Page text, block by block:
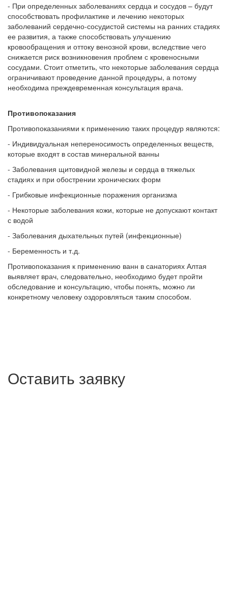
- При определенных заболеваниях сердца и сосудов – будут
способствовать профилактике и лечению некоторых
заболеваний сердечно-сосудистой системы на ранних стадиях
ее развития, а также способствовать улучшению
кровообращения и оттоку венозной крови, вследствие чего
снижается риск возникновения проблем с кровеносными
сосудами. Стоит отметить, что некоторые заболевания сердца
ограничивают проведение данной процедуры, а потому
необходима преждевременная консультация врача.
Противопоказания
Противопоказаниями к применению таких процедур являются:
- Индивидуальная непереносимость определенных веществ,
которые входят в состав минеральной ванны
- Заболевания щитовидной железы и сердца в тяжелых
стадиях и при обострении хронических форм
- Грибковые инфекционные поражения организма
- Некоторые заболевания кожи, которые не допускают контакт
с водой
- Заболевания дыхательных путей (инфекционные)
- Беременность и т.д.
Противопоказания к применению ванн в санаториях Алтая
выявляет врач, следовательно, необходимо будет пройти
обследование и консультацию, чтобы понять, можно ли
конкретному человеку оздоровляться таким способом.
Оставить заявку